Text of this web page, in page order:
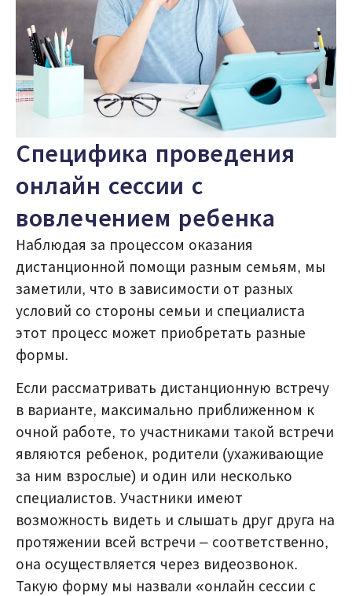
Специфика проведения
онлайн сессии с
вовлечением ребенка
Наблюдая за процессом оказания
дистанционной помощи разным семьям, мы
заметили, что в зависимости от разных
условий со стороны семьи и специалиста
этот процесс может приобретать разные
формы.
Если рассматривать дистанционную встречу
в варианте, максимально приближенном к
очной работе, то участниками такой встречи
являются ребенок, родители (ухаживающие
за ним взрослые) и один или несколько
специалистов. Участники имеют
возможность видеть и слышать друг друга на
протяжении всей встречи – соответственно,
она осуществляется через видеозвонок.
Такую форму мы назвали «онлайн сессии с